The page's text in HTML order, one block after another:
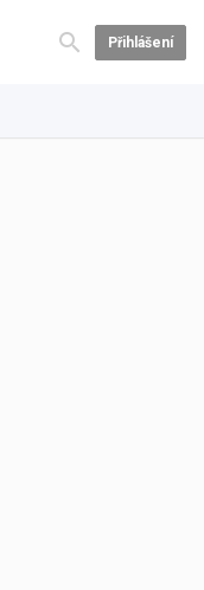
Přihlášení